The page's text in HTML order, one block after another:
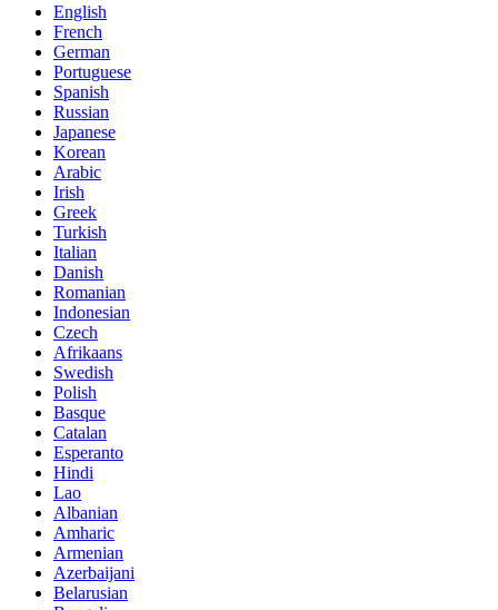
English
French
German
Portuguese
Spanish
Russian
Japanese
Korean
Arabic
Irish
Greek
Turkish
Italian
Danish
Romanian
Indonesian
Czech
Afrikaans
Swedish
Polish
Basque
Catalan
Esperanto
Hindi
Lao
Albanian
Amharic
Armenian
Azerbaijani
Belarusian